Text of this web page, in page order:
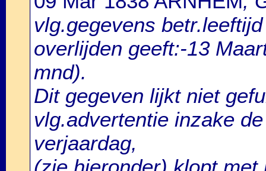
vlg.gegevens
overlijden geeft:-13
mnd).
Dit gegeven lijkt niet
vlg.advertentie inzake
verjaardag,